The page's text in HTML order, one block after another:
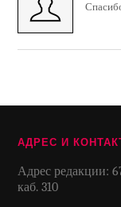
АДРЕС И
Адрес редакции:
каб. 310